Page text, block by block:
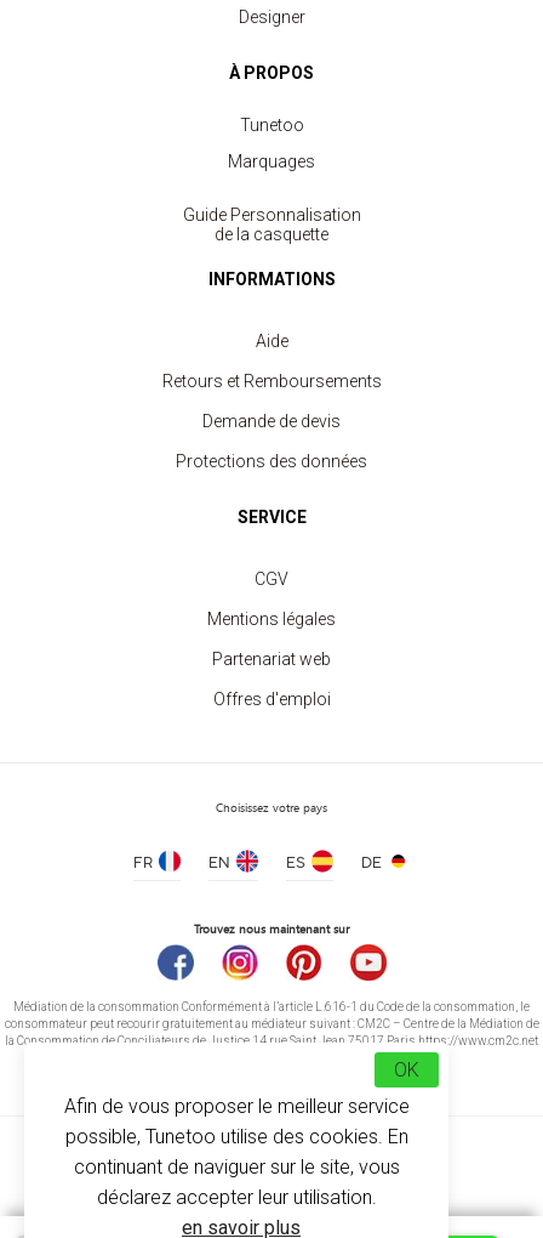
à partir de 2.80 €
Designer
À PROPOS
Tunetoo
Marquages
Guide Personnalisation
de la casquette
INFORMATIONS
Aide
Retours et Remboursements
Demande de devis
Protections des données
SERVICE
CGV
Mentions légales
Partenariat web
Offres d'emploi
Choisissez votre pays
FR EN ES DE
Trouvez nous maintenant sur
Médiation de la consommation Conformément à l’article L.616-1 du Code de la consommation, le
consommateur peut recourir gratuitement au médiateur suivant : CM2C – Centre de la Médiation de
la Consommation de Conciliateurs de Justice 14 rue Saint Jean 75017 Paris https://www.cm2c.net
© Copyright 2026-
Afin de vous proposer le meilleur service
possible, Tunetoo utilise des cookies. En
continuant de naviguer sur le site, vous
déclarez accepter leur utilisation.
en savoir plus
OK